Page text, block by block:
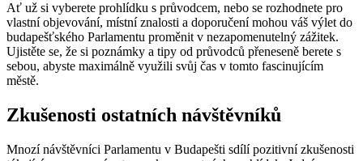
Ať už si vyberete prohlídku s průvodcem, nebo se rozhodnete pro
vlastní objevování, místní znalosti a doporučení mohou váš výlet do
budapešťského Parlamentu proměnit v nezapomenutelný zážitek.
Ujistěte se, že si poznámky a tipy od průvodců přeneseně berete s
sebou, abyste maximálně využili svůj čas v tomto fascinujícím
městě.
Zkušenosti ostatních návštěvníků
Mnozí návštěvníci Parlamentu v Budapešti sdílí pozitivní zkušenosti